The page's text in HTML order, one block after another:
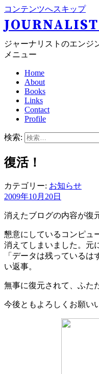
コンテンツへスキップ
ジャーナリストのエンジ
メニュー
Home
About
Books
Links
Contact
Profile
検索:
復活！
カテゴリー: お知らせ
2009年10月20日
消えたブログの内容が復
懇意にしているコンピュ
消えてしまいました。元
「データは残っている
い返事。
無事に復元されて、ふた
今後ともよろしくお願い